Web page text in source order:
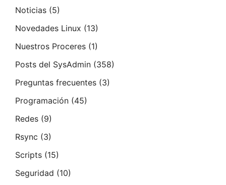
Noticias (5)
Novedades Linux (13)
Nuestros Proceres (1)
Posts del SysAdmin (358)
Preguntas frecuentes (3)
Programación (45)
Redes (9)
Rsync (3)
Scripts (15)
Seguridad (10)